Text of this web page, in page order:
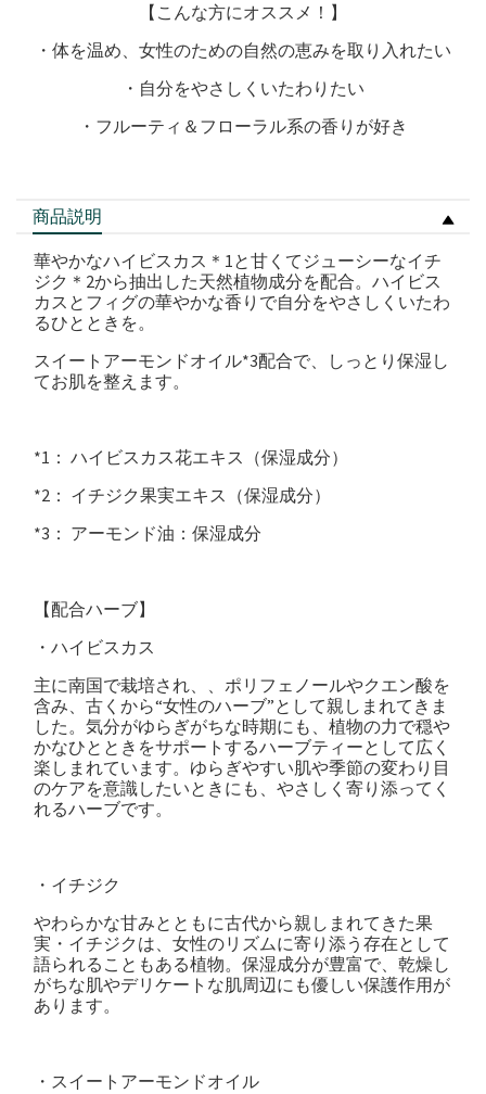
【こんな方にオススメ！】
・体を温め、女性のための自然の恵みを取り入れたい
・自分をやさしくいたわりたい
・フルーティ＆フローラル系の香りが好き
商品説明
華やかなハイビスカス＊1と甘くてジューシーなイチ
ジク＊2から抽出した天然植物成分を配合。ハイビス
カスとフィグの華やかな香りで自分をやさしくいたわ
るひとときを。
スイートアーモンドオイル*3配合で、しっとり保湿し
てお肌を整えます。
*1： ハイビスカス花エキス（保湿成分）
*2： イチジク果実エキス（保湿成分）
*3： アーモンド油：保湿成分
【配合ハーブ】
・ハイビスカス
主に南国で栽培され、、ポリフェノールやクエン酸を
含み、古くから“女性のハーブ”として親しまれてきま
した。気分がゆらぎがちな時期にも、植物の力で穏や
かなひとときをサポートするハーブティーとして広く
楽しまれています。ゆらぎやすい肌や季節の変わり目
のケアを意識したいときにも、やさしく寄り添ってく
れるハーブです。
・イチジク
やわらかな甘みとともに古代から親しまれてきた果
実・イチジクは、女性のリズムに寄り添う存在として
語られることもある植物。保湿成分が豊富で、乾燥し
がちな肌やデリケートな肌周辺にも優しい保護作用が
あります。
・スイートアーモンドオイル